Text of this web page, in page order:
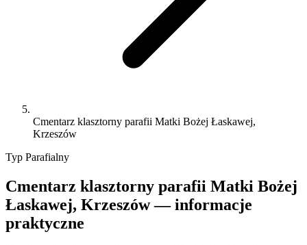
Cmentarz klasztorny parafii Matki Bożej Łaskawej,
Krzeszów
Typ Parafialny
Cmentarz klasztorny parafii Matki Bożej
Łaskawej, Krzeszów — informacje
praktyczne